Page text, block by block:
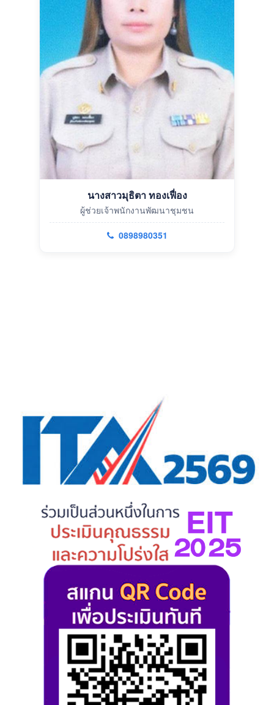
นางสาวมุธิตา ทองเฟื่อง
ผู้ช่วยเจ้าพนักงานพัฒนาชุมชน
0898980351